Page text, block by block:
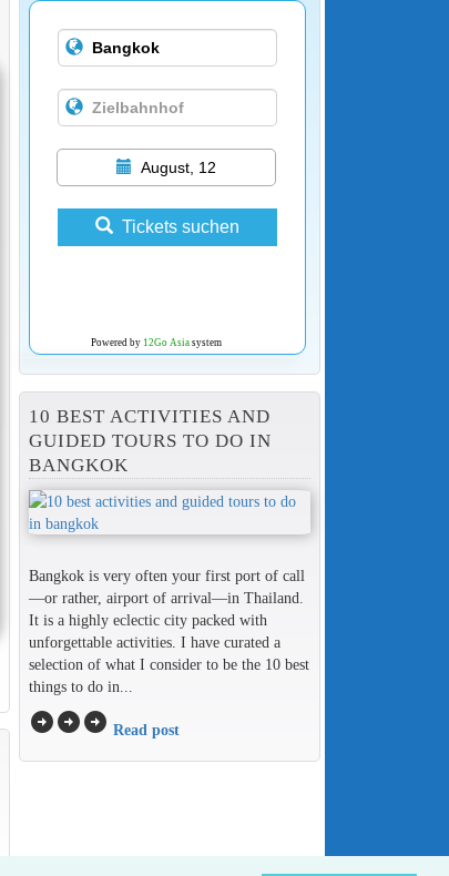
August, 12
Tickets suchen
Powered by 12Go Asiasystem
10 BEST ACTIVITIES AND
GUIDED TOURS TO DO IN
BANGKOK
Bangkok is very often your first port of call
—or rather, airport of arrival—in Thailand.
It is a highly eclectic city packed with
unforgettable activities. I have curated a
selection of what I consider to be the 10 best
things to do in...
arrow_circle_rightarrow_circle_rightarrow_circle_right Read post